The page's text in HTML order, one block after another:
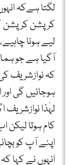
لگتا ہےکہ
کرپشن کرپشن
لیے ہونا
آگیا ہے جو
کہ نوازشریف
ہوجائیں گی
لہٰذا نوازشریف
کام ہوتا لیکن
اپنے آپ کو
انہوں نے کہا